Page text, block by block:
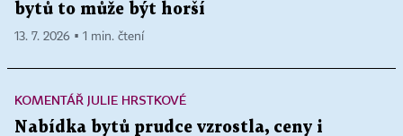
bytů to může být horší
13. 7. 2026 ▪ 1 min. čtení
KOMENTÁŘ JULIE HRSTKOVÉ
Nabídka bytů prudce vzrostla, ceny i